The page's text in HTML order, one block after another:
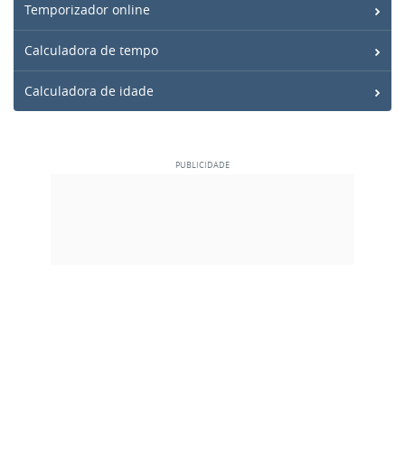
Temporizador online
Calculadora de tempo
Calculadora de idade